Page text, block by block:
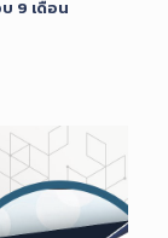
9 เดือน